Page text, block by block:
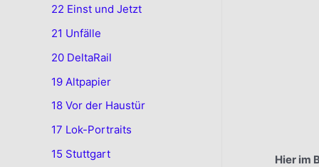
22 Einst und Jetzt
21 Unfälle
20 DeltaRail
19 Altpapier
18 Vor der Haustür
17 Lok-Portraits
15 Stuttgart
Hier im